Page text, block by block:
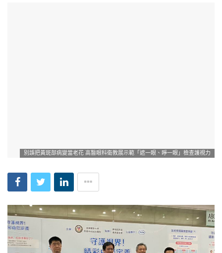
別誤把黃斑部病變當老花 高醫眼科衛教展示範「遮一眼、睜一眼」檢查護視力